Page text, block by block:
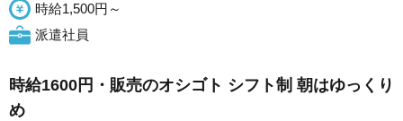
時給1,500円～
派遣社員
時給1600円・販売のオシゴト シフト制 朝はゆっくり
め